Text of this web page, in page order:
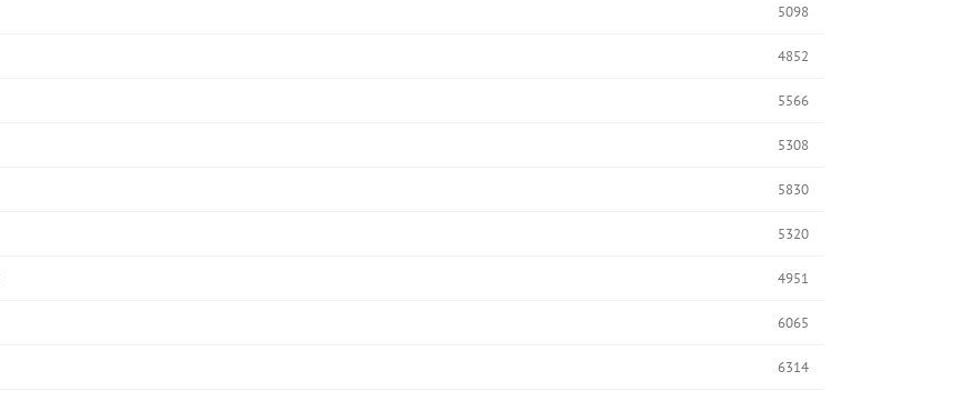
5098
4852
5566
5308
5830
5320
4951
6065
6314